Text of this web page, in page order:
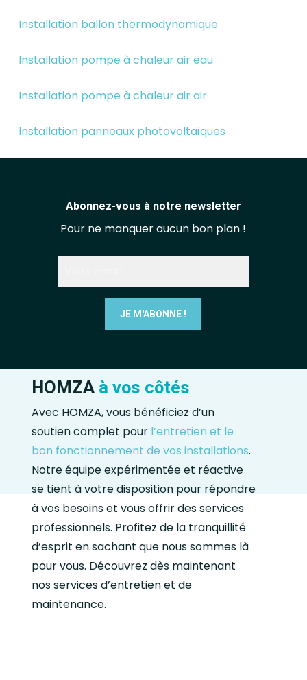
Installation ballon thermodynamique
Installation pompe à chaleur air eau
Installation pompe à chaleur air air
Installation panneaux photovoltaïques
Abonnez-vous à notre newsletter
Pour ne manquer aucun bon plan !
HOMZA à vos côtés
Avec HOMZA, vous bénéficiez d’un
soutien complet pour l’entretien et le
bon fonctionnement de vos installations.
Notre équipe expérimentée et réactive
se tient à votre disposition pour répondre
à vos besoins et vous offrir des services
professionnels. Profitez de la tranquillité
d’esprit en sachant que nous sommes là
pour vous. Découvrez dès maintenant
nos services d’entretien et de
maintenance.